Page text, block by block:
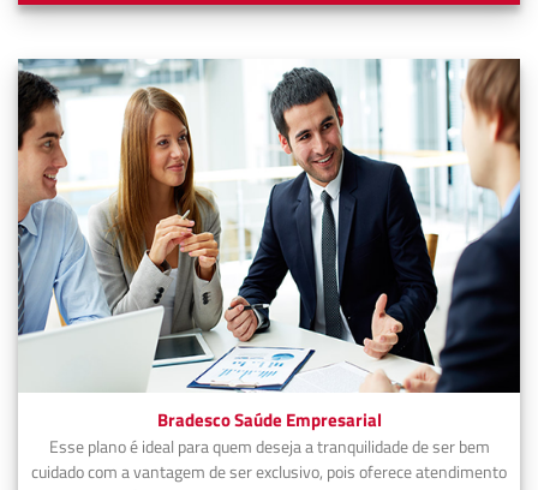
Bradesco Saúde Empresarial
Esse plano é ideal para quem deseja a tranquilidade de ser bem
cuidado com a vantagem de ser exclusivo, pois oferece atendimento